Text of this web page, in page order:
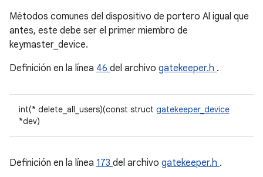
Métodos comunes del dispositivo de portero Al igual que
antes, este debe ser el primer miembro de
keymaster_device.
Definición en la línea 46 del archivo gatekeeper.h .
int(* delete_all_users)(const struct gatekeeper_device
*dev)
Definición en la línea 173 del archivo gatekeeper.h .